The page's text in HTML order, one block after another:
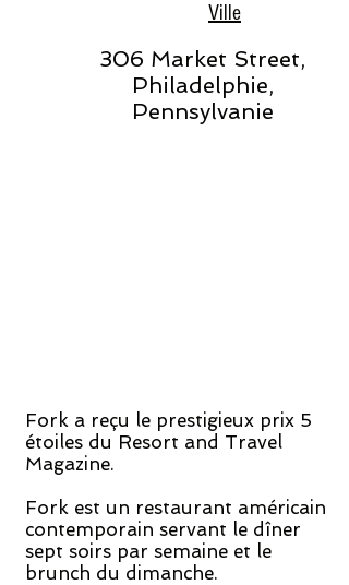
Ville
306 Market Street,
Philadelphie,
Pennsylvanie
Fork a reçu le prestigieux prix 5
étoiles du Resort and Travel
Magazine.
Fork est un restaurant américain
contemporain servant le dîner
sept soirs par semaine et le
brunch du dimanche.